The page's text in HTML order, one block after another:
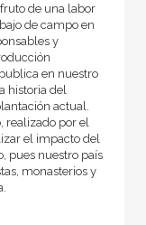
de una labor
de campo en
y
en nuestro
historia del
actual.
realizado por el
el impacto del
pues nuestro país
monasterios y